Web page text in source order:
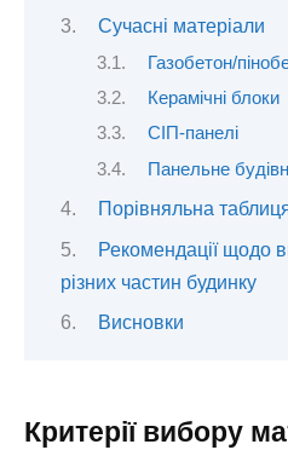
Сучасні матеріали
Газобетон/
Керамічні блоки
СІП-панелі
Панельне
Порівняльна
Рекомендації щодо
різних частин будинку
Висновки
Критерії вибору